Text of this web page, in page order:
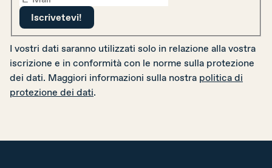
I vostri dati saranno utilizzati solo in relazione alla vostra
iscrizione e in conformità con le norme sulla protezione
dei dati. Maggiori informazioni sulla nostra politica di
protezione dei dati.